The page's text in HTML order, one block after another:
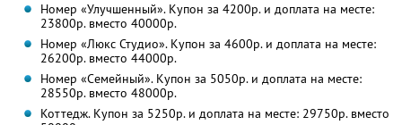
Номер «Улучшенный». Купон за 4200р. и доплата на месте:
23800р. вместо 40000р.
Номер «Люкс Студио». Купон за 4600р. и доплата на месте:
26200р. вместо 44000р.
Номер «Семейный». Купон за 5050р. и доплата на месте:
28550р. вместо 48000р.
Коттедж. Купон за 5250р. и доплата на месте: 29750р. вместо